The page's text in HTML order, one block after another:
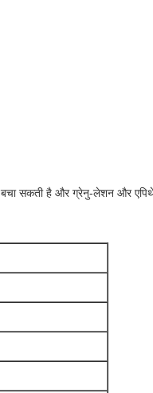
सकती है और ग्रेनु-लेशन और